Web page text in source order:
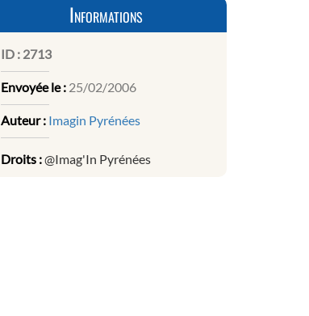
Informations
ID : 2713
Envoyée le : 25/02/2006
Auteur : Imagin Pyrénées
Droits :@Imag'In Pyrénées